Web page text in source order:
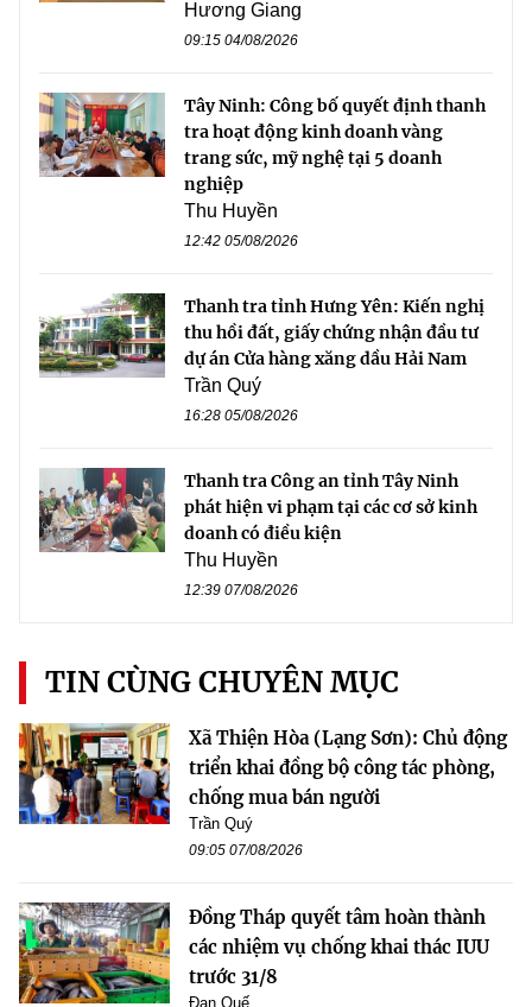
Hương Giang
09:15 04/08/2026
Tây Ninh: Công bố quyết định thanh
tra hoạt động kinh doanh vàng
trang sức, mỹ nghệ tại 5 doanh
nghiệp
Thu Huyền
12:42 05/08/2026
Thanh tra tỉnh Hưng Yên: Kiến nghị
thu hồi đất, giấy chứng nhận đầu tư
dự án Cửa hàng xăng dầu Hải Nam
Trần Quý
16:28 05/08/2026
Thanh tra Công an tỉnh Tây Ninh
phát hiện vi phạm tại các cơ sở kinh
doanh có điều kiện
Thu Huyền
12:39 07/08/2026
TIN CÙNG CHUYÊN MỤC
Xã Thiện Hòa (Lạng Sơn): Chủ động
triển khai đồng bộ công tác phòng,
chống mua bán người
Trần Quý
09:05 07/08/2026
Đồng Tháp quyết tâm hoàn thành
các nhiệm vụ chống khai thác IUU
trước 31/8
Đan Quế